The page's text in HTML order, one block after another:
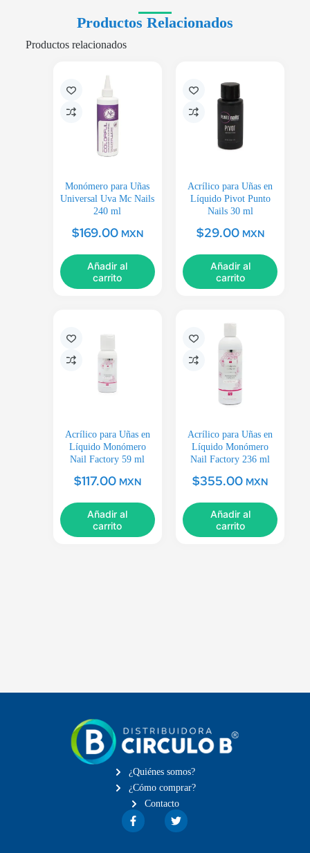
Productos Relacionados
Productos relacionados
Monómero para Uñas
Universal Uva Mc Nails
240 ml
$169.00 MXN
Añadir al
carrito
Acrílico para Uñas en
Líquido Pivot Punto
Nails 30 ml
$29.00 MXN
Añadir al
carrito
Acrílico para Uñas en
Líquido Monómero
Nail Factory 59 ml
$117.00 MXN
Añadir al
carrito
Acrílico para Uñas en
Líquido Monómero
Nail Factory 236 ml
$355.00 MXN
Añadir al
carrito
¿Quiénes somos?
¿Cómo comprar?
Contacto